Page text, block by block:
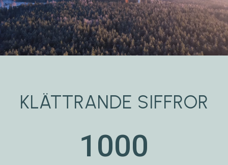
KLÄTTRANDE SIFFROR
1000